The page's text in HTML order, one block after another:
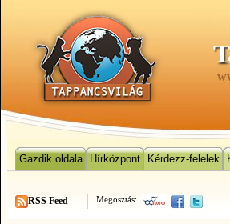
Gazdik oldala Hírközpont Kérdezz-felelek
Megosztás:
RSS Feed